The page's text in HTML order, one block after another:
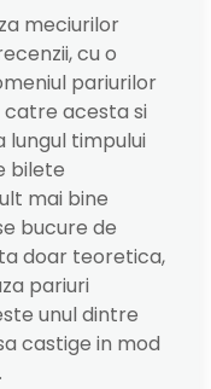
meciurilor
cu o
pariurilor
catre acesta si
timpului
bilete
mai bine
bucure de
doar teoretica,
pariuri
unul dintre
castige in mod